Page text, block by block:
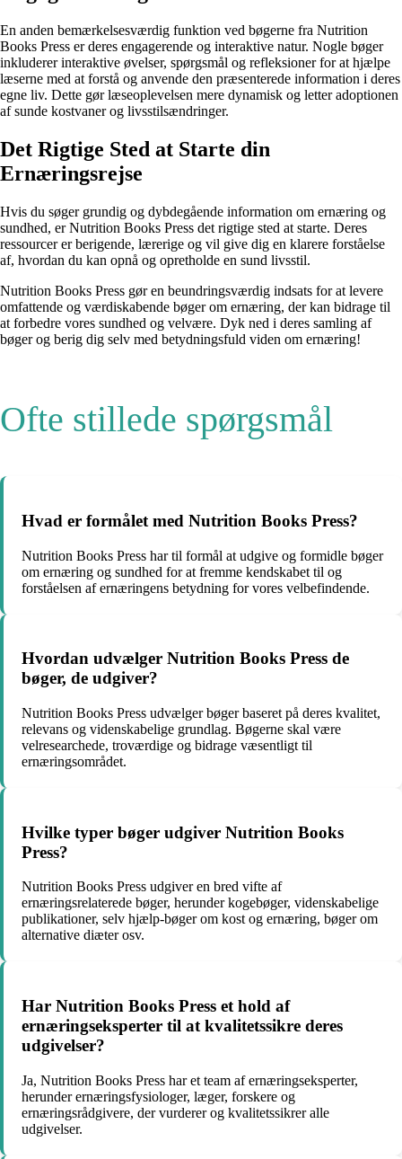
En anden bemærkelsesværdig funktion ved bøgerne fra Nutrition
Books Press er deres engagerende og interaktive natur. Nogle bøger
inkluderer interaktive øvelser, spørgsmål og refleksioner for at hjælpe
læserne med at forstå og anvende den præsenterede information i deres
egne liv. Dette gør læseoplevelsen mere dynamisk og letter adoptionen
af sunde kostvaner og livsstilsændringer.
Det Rigtige Sted at Starte din
Ernæringsrejse
Hvis du søger grundig og dybdegående information om ernæring og
sundhed, er Nutrition Books Press det rigtige sted at starte. Deres
ressourcer er berigende, lærerige og vil give dig en klarere forståelse
af, hvordan du kan opnå og opretholde en sund livsstil.
Nutrition Books Press gør en beundringsværdig indsats for at levere
omfattende og værdiskabende bøger om ernæring, der kan bidrage til
at forbedre vores sundhed og velvære. Dyk ned i deres samling af
bøger og berig dig selv med betydningsfuld viden om ernæring!
Ofte stillede spørgsmål
Hvad er formålet med Nutrition Books Press?
Nutrition Books Press har til formål at udgive og formidle bøger
om ernæring og sundhed for at fremme kendskabet til og
forståelsen af ernæringens betydning for vores velbefindende.
Hvordan udvælger Nutrition Books Press de
bøger, de udgiver?
Nutrition Books Press udvælger bøger baseret på deres kvalitet,
relevans og videnskabelige grundlag. Bøgerne skal være
velresearchede, troværdige og bidrage væsentligt til
ernæringsområdet.
Hvilke typer bøger udgiver Nutrition Books
Press?
Nutrition Books Press udgiver en bred vifte af
ernæringsrelaterede bøger, herunder kogebøger, videnskabelige
publikationer, selv hjælp-bøger om kost og ernæring, bøger om
alternative diæter osv.
Har Nutrition Books Press et hold af
ernæringseksperter til at kvalitetssikre deres
udgivelser?
Ja, Nutrition Books Press har et team af ernæringseksperter,
herunder ernæringsfysiologer, læger, forskere og
ernæringsrådgivere, der vurderer og kvalitetssikrer alle
udgivelser.